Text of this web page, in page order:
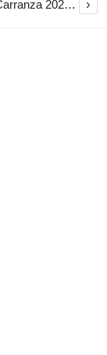
1 – 3 | La UD Las Palmas gana el Trofeo Carranza 2026 tras imponerse al Cádiz CF ›